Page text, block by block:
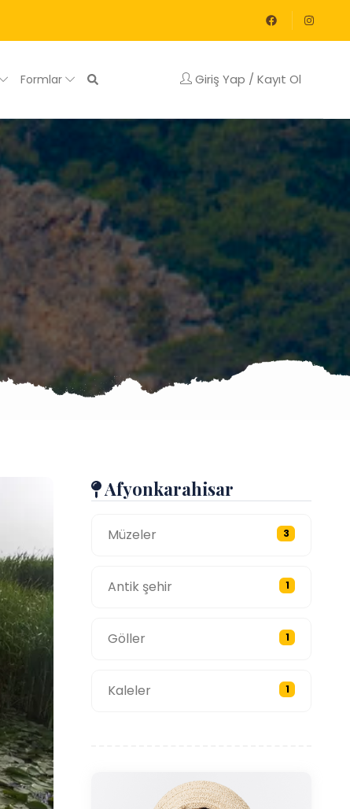
Formlar Giriş Yap / Kayıt Ol
Afyonkarahisar
Müzeler 3
Antik şehir 1
Göller 1
Kaleler 1